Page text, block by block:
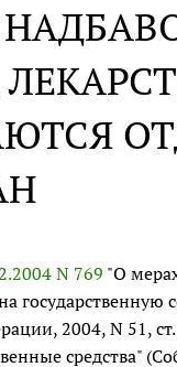
N 769 "О
2004, N 51,
средства"